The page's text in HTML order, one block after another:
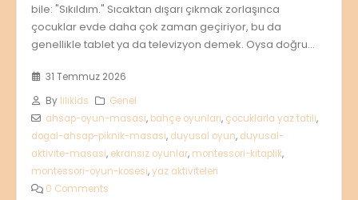
bile: "Sıkıldım." Sıcaktan dışarı çıkmak zorlaşınca
çocuklar evde daha çok zaman geçiriyor, bu da
genellikle tablet ya da televizyon demek. Oysa doğru...
31 Temmuz 2026
By lilikids
Genel
ahsap-oyun-masasi, bahçe oyunları, çocuklarla yaz tatili,
dogal-ahsap-piknik-masasi, duyusal oyun, duyusal-
aktivite-masasi, ekransız oyunlar, montessori-kitaplik,
montessori-oyun-kosesi,yaz aktiviteleri
0 Comments